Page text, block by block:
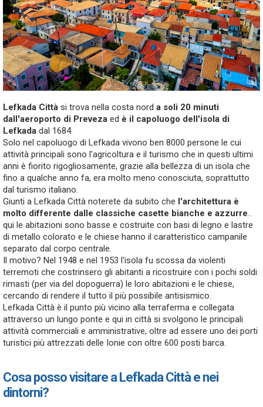
Lefkada Città si trova nella costa nord a soli 20 minuti
dall'aeroporto di Preveza ed è il capoluogo dell'isola di
Lefkada dal 1684.
Solo nel capoluogo di Lefkada vivono ben 8000 persone le cui
attività principali sono l'agricoltura e il turismo che in questi ultimi
anni è fiorito rigogliosamente, grazie alla bellezza di un isola che
fino a qualche anno fa, era molto meno conosciuta, soprattutto
dal turismo italiano.
Giunti a Lefkada Città noterete da subito che l'architettura è
molto differente dalle classiche casette bianche e azzurre..
qui le abitazioni sono basse e costruite con basi di legno e lastre
di metallo colorato e le chiese hanno il caratteristico campanile
separato dal corpo centrale.
Il motivo? Nel 1948 e nel 1953 l'isola fu scossa da violenti
terremoti che costrinsero gli abitanti a ricostruire con i pochi soldi
rimasti (per via del dopoguerra) le loro abitazioni e le chiese,
cercando di rendere il tutto il più possibile antisismico.
Lefkada Città è il punto più vicino alla terraferma e collegata
attraverso un lungo ponte e qui in città si svolgono le principali
attività commerciali e amministrative, oltre ad essere uno dei porti
turistici più attrezzati delle Ionie con oltre 600 posti barca.
Cosa posso visitare a Lefkada Città e nei
dintorni?